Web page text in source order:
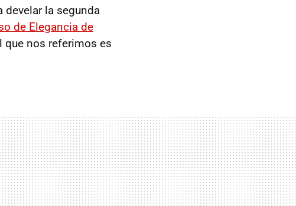
develar la segunda
de Elegancia de
que nos referimos es